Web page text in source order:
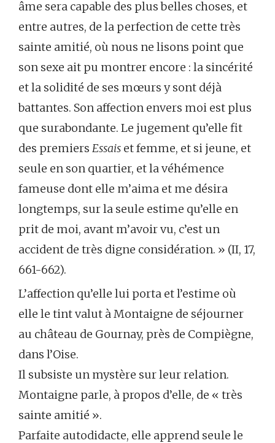
âme sera capable des plus belles choses, et
entre autres, de la perfection de cette très
sainte amitié, où nous ne lisons point que
son sexe ait pu montrer encore : la sincérité
et la solidité de ses mœurs y sont déjà
battantes. Son affection envers moi est plus
que surabondante. Le jugement qu’elle fit
des premiers Essais et femme, et si jeune, et
seule en son quartier, et la véhémence
fameuse dont elle m’aima et me désira
longtemps, sur la seule estime qu’elle en
prit de moi, avant m’avoir vu, c’est un
accident de très digne considération. » (II, 17,
661-662).
L’affection qu’elle lui porta et l’estime où
elle le tint valut à Montaigne de séjourner
au château de Gournay, près de Compiègne,
dans l’Oise.
Il subsiste un mystère sur leur relation.
Montaigne parle, à propos d’elle, de « très
sainte amitié ».
Parfaite autodidacte, elle apprend seule le